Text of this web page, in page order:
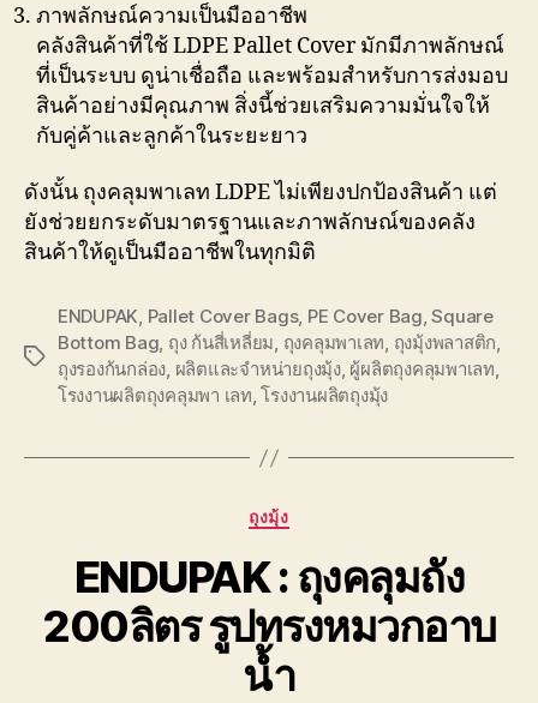
ภาพลักษณ์ความเป็นมืออาชีพ
คลังสินค้าที่ใช้ LDPE Pallet Cover มักมีภาพลักษณ์
ที่เป็นระบบ ดูน่าเชื่อถือ และพร้อมสำหรับการส่งมอบ
สินค้าอย่างมีคุณภาพ สิ่งนี้ช่วยเสริมความมั่นใจให้
กับคู่ค้าและลูกค้าในระยะยาว
ดังนั้น ถุงคลุมพาเลท LDPE ไม่เพียงปกป้องสินค้า แต่
ยังช่วยยกระดับมาตรฐานและภาพลักษณ์ของคลัง
สินค้าให้ดูเป็นมืออาชีพในทุกมิติ
Tags
ENDUPAK, Pallet Cover Bags, PE Cover Bag,Square
Bottom Bag, ถุง ก้นสี่เหลี่ยม, ถุงคลุมพาเลท, ถุงมุ้งพลาสติก,
ถุงรองก้นกล่อง, ผลิตและจำหน่ายถุงมุ้ง, ผู้ผลิตถุงคลุมพาเลท,
โรงงานผลิตถุงคลุมพา เลท,โรงงานผลิตถุงมุ้ง
Categories
ถุงมุ้ง
ENDUPAK : ถุงคลุมถัง
200ลิตร รูปทรงหมวกอาบ
น้ำ